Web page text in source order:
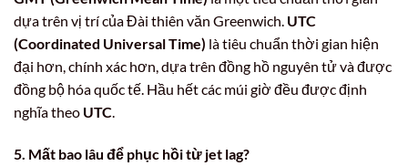
dựa trên vị trí của Đài thiên văn Greenwich. UTC
(Coordinated Universal Time) là tiêu chuẩn thời gian hiện
đại hơn, chính xác hơn, dựa trên đồng hồ nguyên tử và được
đồng bộ hóa quốc tế. Hầu hết các múi giờ đều được định
nghĩa theo UTC.
5. Mất bao lâu để phục hồi từ jet lag?